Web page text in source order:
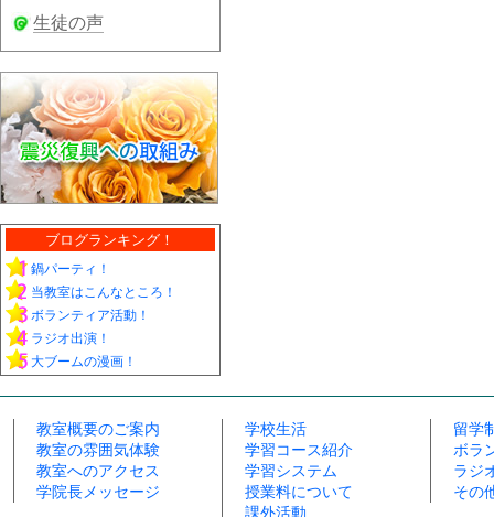
生徒の声
ブログランキング！
鍋パーティ！
当教室はこんなところ！
ボランティア活動！
ラジオ出演！
大ブームの漫画！
教室概要のご案内
教室の雰囲気体験
教室へのアクセス
学院長メッセージ
学校生活
学習コース紹介
学習システム
授業料について
課外活動
留学
ボラ
ラジ
その